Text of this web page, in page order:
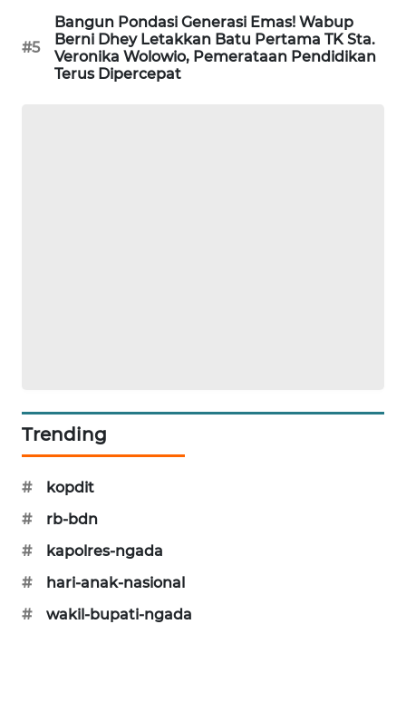
#5
Bangun Pondasi Generasi Emas! Wabup
Berni Dhey Letakkan Batu Pertama TK Sta.
Veronika Wolowio, Pemerataan Pendidikan
Terus Dipercepat
Trending
#
kopdit
#
rb-bdn
#
kapolres-ngada
#
hari-anak-nasional
#
wakil-bupati-ngada
PORTAL
KONSUMEN
FORWAMKI
SIBARAGAS
NEWS
METRO
SIANTAR
METRO
NEWS